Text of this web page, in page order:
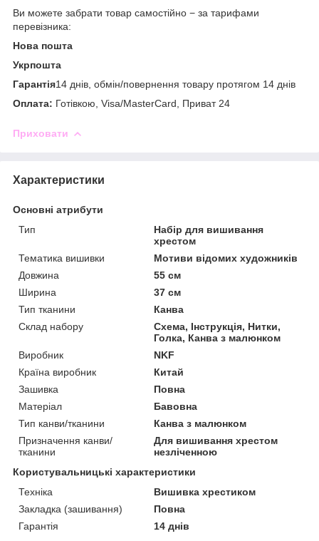
Ви можете забрати товар самостійно − за тарифами
перевізника:
Нова пошта
Укрпошта
Гарантія14 днів, обмін/повернення товару протягом 14 днів
Оплата: Готівкою, Visa/MasterCard, Приват 24
Приховати
Характеристики
Основні атрибути
Тип
Набір для вишивання
хрестом
Тематика вишивки
Мотиви відомих художників
Довжина
55 см
Ширина
37 см
Тип тканини
Канва
Склад набору
Схема, Інструкція, Нитки,
Голка, Канва з малюнком
Виробник
NKF
Країна виробник
Китай
Зашивка
Повна
Матеріал
Бавовна
Тип канви/тканини
Канва з малюнком
Призначення канви/
тканини
Для вишивання хрестом
незліченною
Користувальницькі характеристики
Техніка
Вишивка хрестиком
Закладка (зашивання)
Повна
Гарантія
14 днів